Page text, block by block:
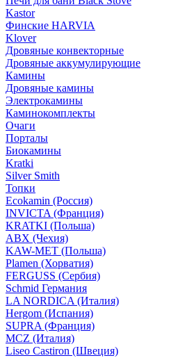
Kastor
Финские HARVIA
Klover
Дровяные конвекторные
Дровяные аккумулирующие
Камины
Дровяные камины
Электрокамины
Каминокомплекты
Очаги
Порталы
Биокамины
Kratki
Silver Smith
Топки
Ecokamin (Россия)
INVICTA (Франция)
KRATKI (Польша)
ABX (Чехия)
KAW-MET (Польша)
Plamen (Хорватия)
FERGUSS (Сербия)
Schmid Германия
LA NORDICA (Италия)
Hergom (Испания)
SUPRA (Франция)
MCZ (Италия)
Liseo Castiron (Швеция)